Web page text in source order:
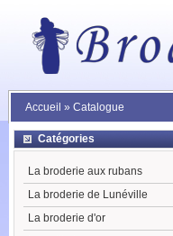
Accueil » Catalogue
Catégories
La broderie aux rubans
La broderie de Lunéville
La broderie d'or